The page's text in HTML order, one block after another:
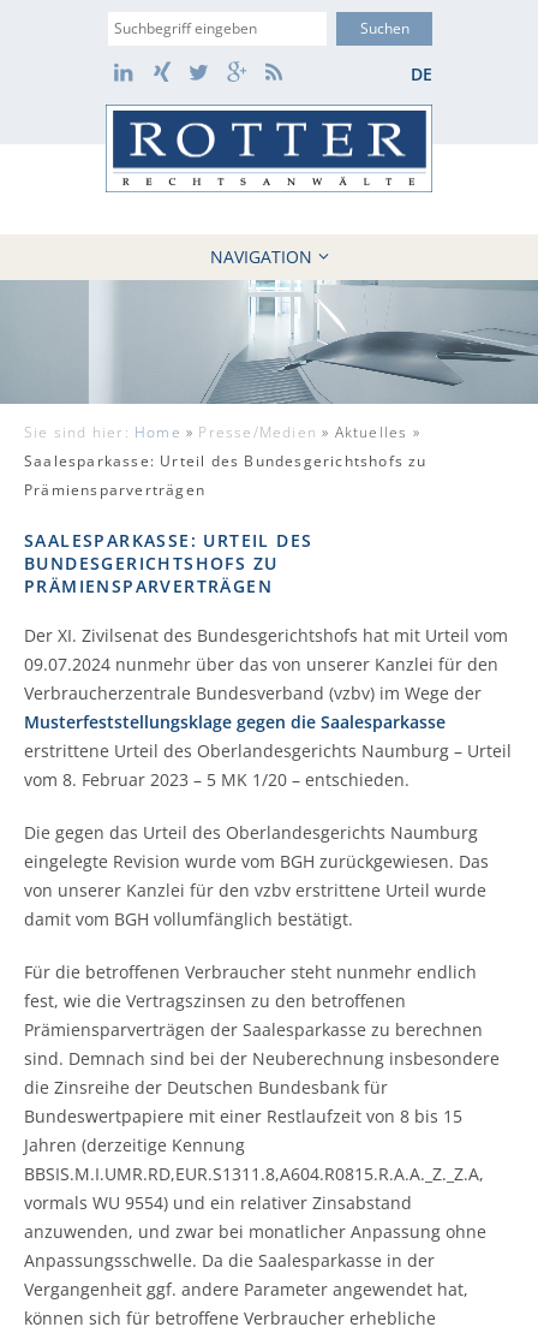
Suche
DE
LinkedIn
Xing TwitterGoogle+
RSS
NAVIGATION
HOME
KANZLEI
10 GRÜNDE
FÄLLE
REFERENZEN
Sie sind hier: Home » Presse/Medien » Aktuelles »
Saalesparkasse: Urteil des Bundesgerichtshofs zu
Prämiensparverträgen
SAALESPARKASSE: URTEIL DES
BUNDESGERICHTSHOFS ZU
PRÄMIENSPARVERTRÄGEN
Der XI. Zivilsenat des Bundesgerichtshofs hat mit Urteil vom
09.07.2024 nunmehr über das von unserer Kanzlei für den
Verbraucherzentrale Bundesverband (vzbv) im Wege der
Musterfeststellungsklage gegen die Saalesparkasse
erstrittene Urteil des Oberlandesgerichts Naumburg – Urteil
vom 8. Februar 2023 – 5 MK 1/20 – entschieden.
Die gegen das Urteil des Oberlandesgerichts Naumburg
eingelegte Revision wurde vom BGH zurückgewiesen. Das
von unserer Kanzlei für den vzbv erstrittene Urteil wurde
damit vom BGH vollumfänglich bestätigt.
Für die betroffenen Verbraucher steht nunmehr endlich
fest, wie die Vertragszinsen zu den betroffenen
Prämiensparverträgen der Saalesparkasse zu berechnen
sind. Demnach sind bei der Neuberechnung insbesondere
die Zinsreihe der Deutschen Bundesbank für
Bundeswertpapiere mit einer Restlaufzeit von 8 bis 15
Jahren (derzeitige Kennung
BBSIS.M.I.UMR.RD,EUR.S1311.8,A604.R0815.R.A.A._Z._Z.A,
vormals WU 9554) und ein relativer Zinsabstand
anzuwenden, und zwar bei monatlicher Anpassung ohne
Anpassungsschwelle. Da die Saalesparkasse in der
Vergangenheit ggf. andere Parameter angewendet hat,
können sich für betroffene Verbraucher erhebliche